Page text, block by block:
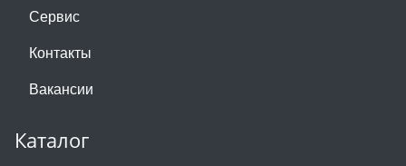
Сервис
Контакты
Вакансии
Каталог